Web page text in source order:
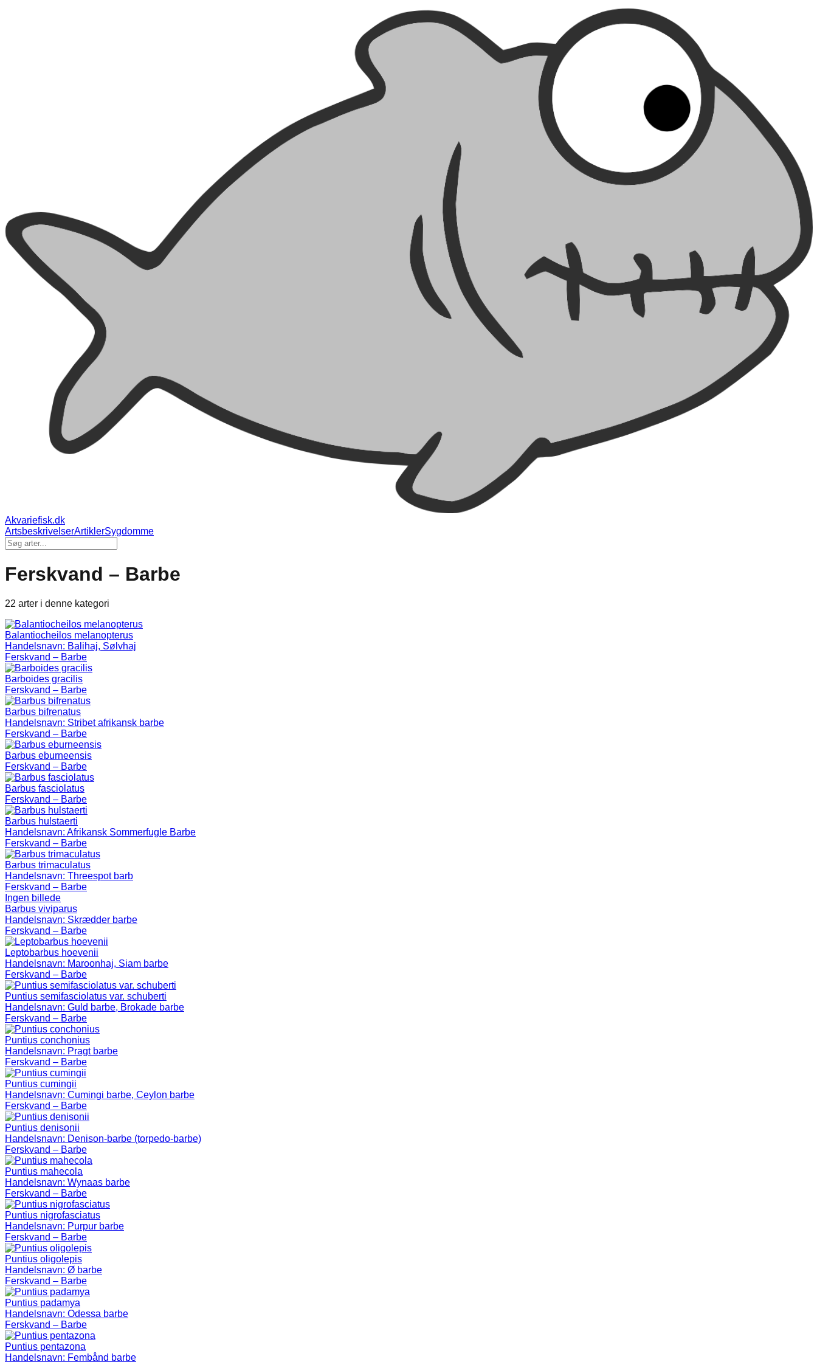
Akvariefisk.dk
ArtsbeskrivelserArtiklerSygdomme
Ferskvand – Barbe
22 arter i denne kategori
Balantiocheilos melanopterus
Handelsnavn: Balihaj, Sølvhaj
Ferskvand – Barbe
Barboides gracilis
Ferskvand – Barbe
Barbus bifrenatus
Handelsnavn: Stribet afrikansk barbe
Ferskvand – Barbe
Barbus eburneensis
Ferskvand – Barbe
Barbus fasciolatus
Ferskvand – Barbe
Barbus hulstaerti
Handelsnavn: Afrikansk Sommerfugle Barbe
Ferskvand – Barbe
Barbus trimaculatus
Handelsnavn: Threespot barb
Ferskvand – Barbe
Ingen billede
Barbus viviparus
Handelsnavn: Skrædder barbe
Ferskvand – Barbe
Leptobarbus hoevenii
Handelsnavn: Maroonhaj, Siam barbe
Ferskvand – Barbe
Puntius semifasciolatus var. schuberti
Handelsnavn: Guld barbe, Brokade barbe
Ferskvand – Barbe
Puntius conchonius
Handelsnavn: Pragt barbe
Ferskvand – Barbe
Puntius cumingii
Handelsnavn: Cumingi barbe, Ceylon barbe
Ferskvand – Barbe
Puntius denisonii
Handelsnavn: Denison-barbe (torpedo-barbe)
Ferskvand – Barbe
Puntius mahecola
Handelsnavn: Wynaas barbe
Ferskvand – Barbe
Puntius nigrofasciatus
Handelsnavn: Purpur barbe
Ferskvand – Barbe
Puntius oligolepis
Handelsnavn: Ø barbe
Ferskvand – Barbe
Puntius padamya
Handelsnavn: Odessa barbe
Ferskvand – Barbe
Puntius pentazona
Handelsnavn: Fembånd barbe